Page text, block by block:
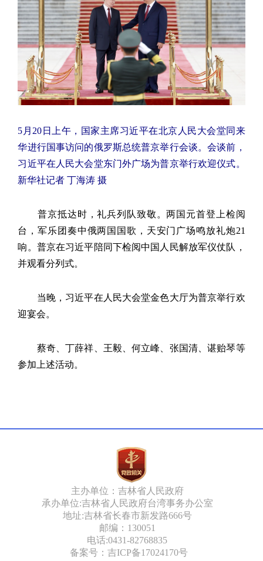
5月20日上午，国家主席习近平在北京人民大会堂同来
华进行国事访问的俄罗斯总统普京举行会谈。会谈前，
习近平在人民大会堂东门外广场为普京举行欢迎仪式。
新华社记者 丁海涛 摄
普京抵达时，礼兵列队致敬。两国元首登上检阅
台，军乐团奏中俄两国国歌，天安门广场鸣放礼炮21
响。普京在习近平陪同下检阅中国人民解放军仪仗队，
并观看分列式。
当晚，习近平在人民大会堂金色大厅为普京举行欢
迎宴会。
蔡奇、丁薛祥、王毅、何立峰、张国清、谌贻琴等
参加上述活动。
主办单位：吉林省人民政府
承办单位:吉林省人民政府台湾事务办公室
地址:吉林省长春市新发路666号
邮编：130051
电话:0431-82768835
备案号：吉ICP备17024170号